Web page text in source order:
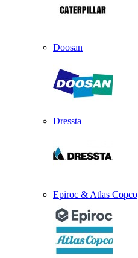
Doosan
Dressta
Epiroc & Atlas Copco